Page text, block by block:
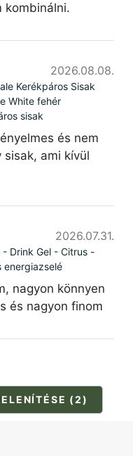
kombinálni.
2026.08.08.
Kerékpáros Sisak
White fehér
sisak
és nem
sisak, ami kívül
2026.07.31.
- Drink Gel - Citrus -
energiazselé
nagyon könnyen
és nagyon finom
(2)